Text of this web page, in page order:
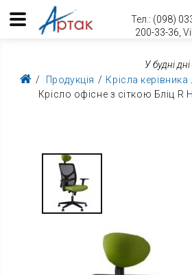
Тел.: (098)
200-33-36,
У будні
Продукція
Крісла керівника
Крісло офісне з сіткою Бліц R